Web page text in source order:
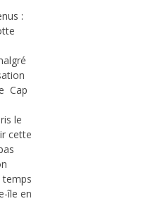
:
Cap
le
cette
temps
île en